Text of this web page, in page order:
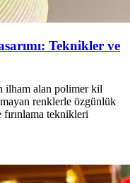
Teknikler ve
ilham alan polimer kil
renklerle özgünlük
teknikleri